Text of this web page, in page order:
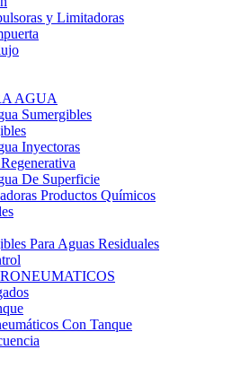
y Limitadoras
AGUA
Sumergibles
Inyectoras
De Superficie
Productos Químicos
Para Aguas Residuales
Con Tanque